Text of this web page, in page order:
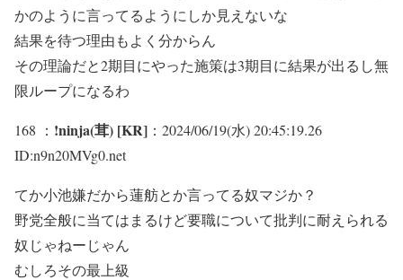
かのように言ってるようにしか見えないな
結果を待つ理由もよく分からん
その理論だと2期目にやった施策は3期目に結果が出るし無
限ループになるわ
168 ： !ninja(茸) [KR] ：2024/06/19(水) 20:45:19.26
ID:n9n20MVg0.net
てか小池嫌だから蓮舫とか言ってる奴マジか？
野党全般に当てはまるけど要職について批判に耐えられる
奴じゃねーじゃん
むしろその最上級